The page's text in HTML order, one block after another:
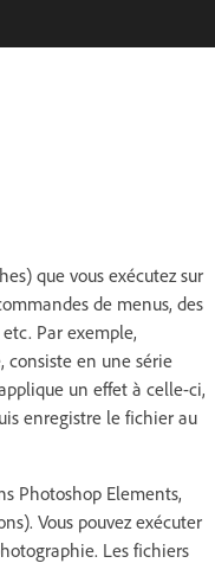
que vous exécutez sur
de menus, des
Par exemple,
consiste en une série
un effet à celle-ci,
enregistre le fichier au
Photoshop Elements,
Vous pouvez exécuter
Les fichiers